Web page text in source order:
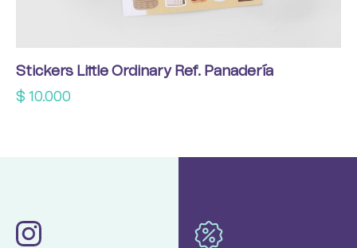
Stickers Little Ordinary Ref. Panadería
$ 10.000